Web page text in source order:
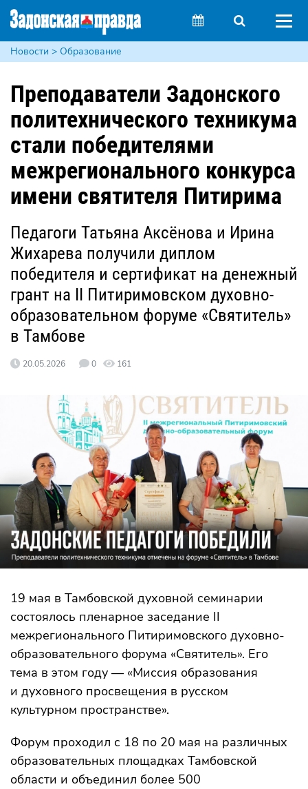
Новости > Образование
Преподаватели Задонского
политехнического техникума
стали победителями
межрегионального конкурса
имени святителя Питирима
Педагоги Татьяна Аксёнова и Ирина
Жихарева получили диплом
победителя и сертификат на денежный
грант на II Питиримовском духовно-
образовательном форуме «Святитель»
в Тамбове
20.05.2026 0 161
19 мая в Тамбовской духовной семинарии
состоялось пленарное заседание II
межрегионального Питиримовского духовно-
образовательного форума «Святитель». Его
тема в этом году — «Миссия образования
и духовного просвещения в русском
культурном пространстве».
Форум проходил с 18 по 20 мая на различных
образовательных площадках Тамбовской
области и объединил более 500